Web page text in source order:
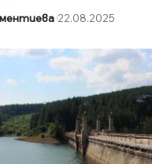
22.08.2025